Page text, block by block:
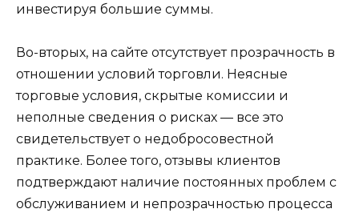
инвестируя большие суммы.
Во-вторых, на сайте отсутствует прозрачность в
отношении условий торговли. Неясные
торговые условия, скрытые комиссии и
неполные сведения о рисках — все это
свидетельствует о недобросовестной
практике. Более того, отзывы клиентов
подтверждают наличие постоянных проблем с
обслуживанием и непрозрачностью процесса